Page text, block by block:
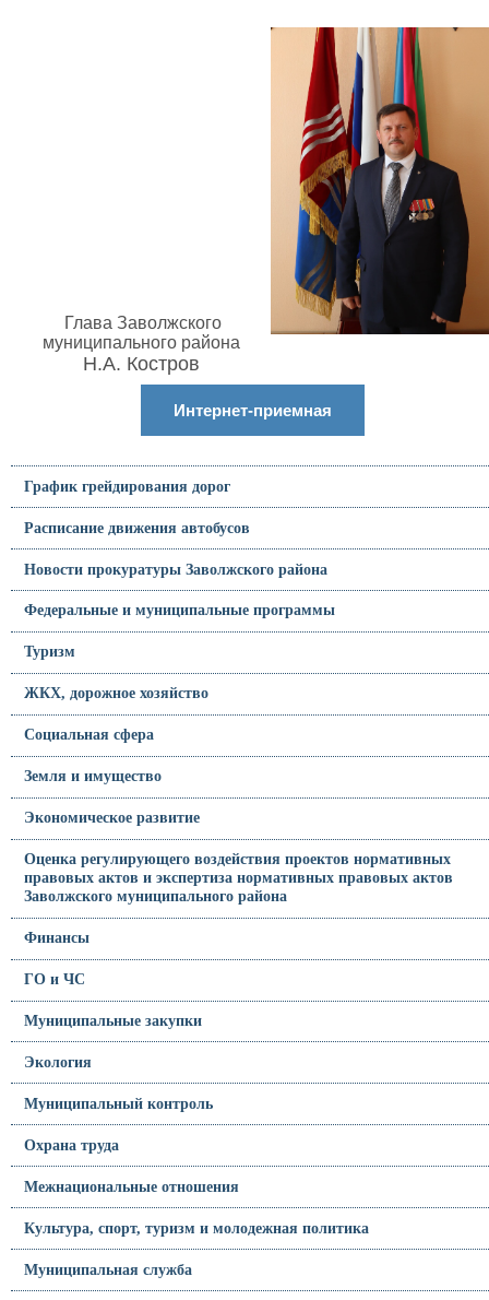
Глава Заволжского
муниципального района
Н.А. Костров
Интернет-приемная
График грейдирования дорог
Расписание движения автобусов
Новости прокуратуры Заволжского района
Федеральные и муниципальные программы
Туризм
ЖКХ, дорожное хозяйство
Социальная сфера
Земля и имущество
Экономическое развитие
Оценка регулирующего воздействия проектов нормативных
правовых актов и экспертиза нормативных правовых актов
Заволжского муниципального района
Финансы
ГО и ЧС
Муниципальные закупки
Экология
Муниципальный контроль
Охрана труда
Межнациональные отношения
Культура, спорт, туризм и молодежная политика
Муниципальная служба